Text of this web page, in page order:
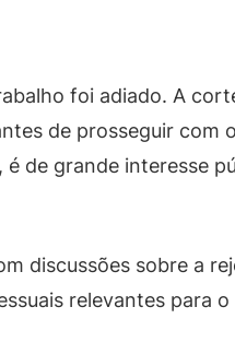
foi adiado. A
de prosseguir com
de grande interesse
discussões sobre a
relevantes para